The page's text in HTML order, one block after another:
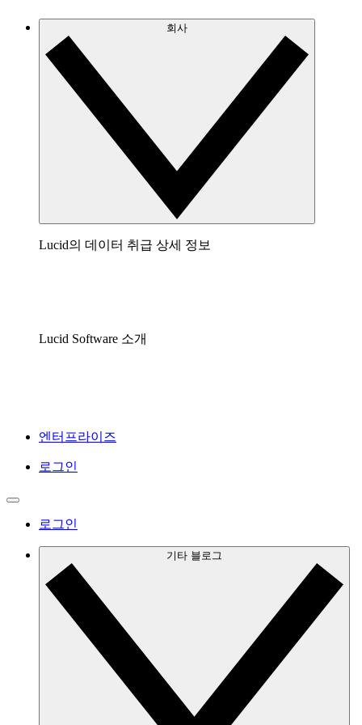
회사
Lucid의 데이터 취급 상세 정보
Lucid Software 소개
엔터프라이즈
로그인
로그인
기타 블로그